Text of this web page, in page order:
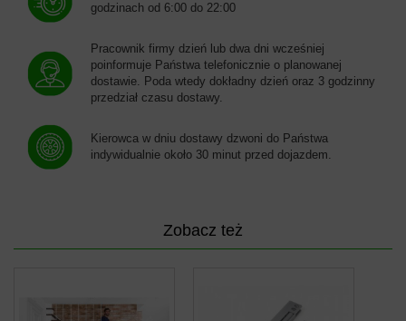
godzinach od 6:00 do 22:00
Pracownik firmy dzień lub dwa dni wcześniej
poinformuje Państwa telefonicznie o planowanej
dostawie. Poda wtedy dokładny dzień oraz 3 godzinny
przedział czasu dostawy.
Kierowca w dniu dostawy dzwoni do Państwa
indywidualnie około 30 minut przed dojazdem.
Zobacz też